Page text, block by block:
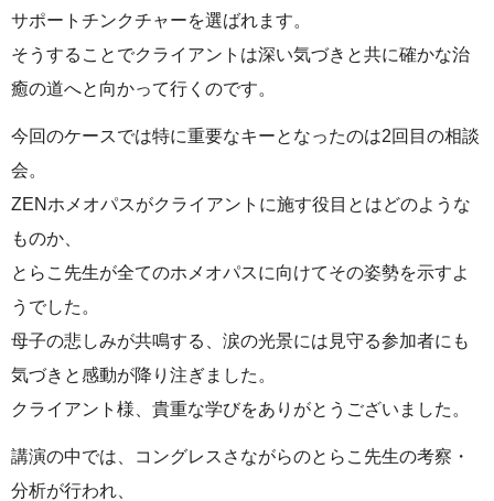
サポートチンクチャーを選ばれます。
そうすることでクライアントは深い気づきと共に確かな治
癒の道へと向かって行くのです。
今回のケースでは特に重要なキーとなったのは2回目の相談
会。
ZENホメオパスがクライアントに施す役目とはどのような
ものか、
とらこ先生が全てのホメオパスに向けてその姿勢を示すよ
うでした。
母子の悲しみが共鳴する、涙の光景には見守る参加者にも
気づきと感動が降り注ぎました。
クライアント様、貴重な学びをありがとうございました。
講演の中では、コングレスさながらのとらこ先生の考察・
分析が行われ、